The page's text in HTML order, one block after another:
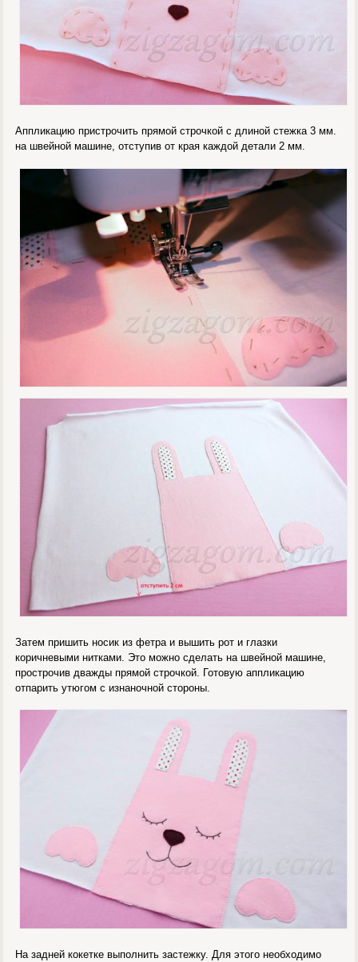
Аппликацию пристрочить прямой строчкой с длиной стежка 3 мм.
на швейной машине, отступив от края каждой детали 2 мм.
Затем пришить носик из фетра и вышить рот и глазки
коричневыми нитками. Это можно сделать на швейной машине,
прострочив дважды прямой строчкой. Готовую аппликацию
отпарить утюгом с изнаночной стороны.
На задней кокетке выполнить застежку. Для этого необходимо